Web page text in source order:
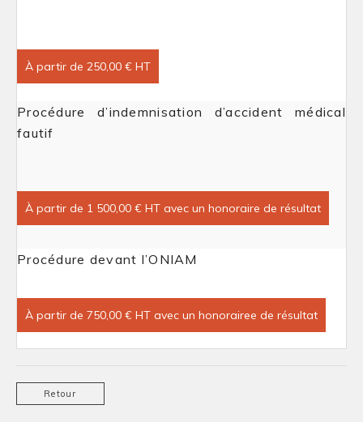
À partir de 250,00 € HT
Procédure d’indemnisation d’accident médical
fautif
À partir de 1 500,00 € HT avec un honoraire de résultat
Procédure devant l’ONIAM
À partir de 750,00 € HT avec un honorairee de résultat
Retour